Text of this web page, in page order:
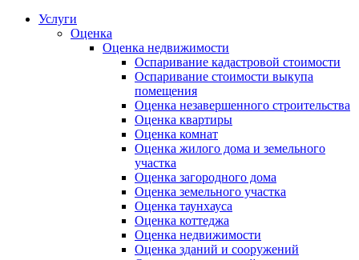
Услуги
Оценка
Оценка недвижимости
Оспаривание кадастровой стоимости
Оспаривание стоимости выкупа
помещения
Оценка незавершенного строительства
Оценка квартиры
Оценка комнат
Оценка жилого дома и земельного
участка
Оценка загородного дома
Оценка земельного участка
Оценка таунхауса
Оценка коттеджа
Оценка недвижимости
Оценка зданий и сооружений